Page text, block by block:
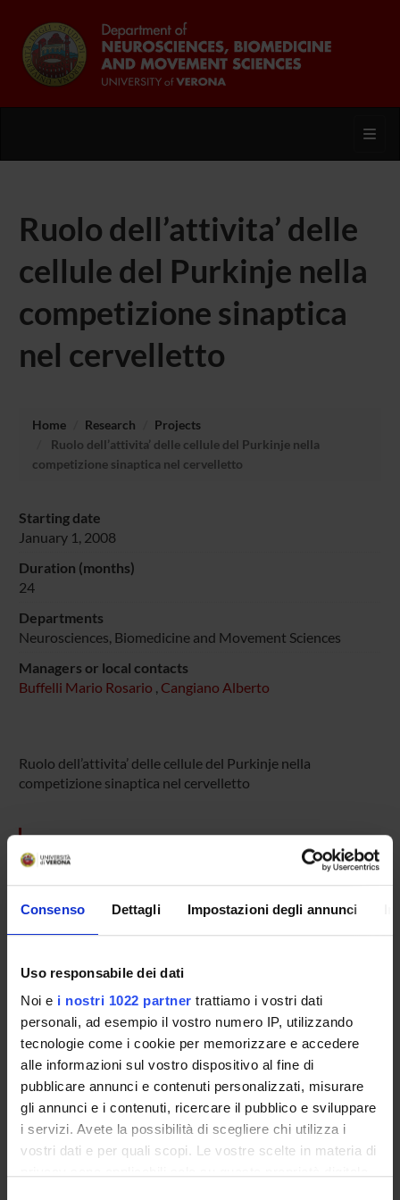
Consenso Dettagli Impostazioni degli annunci
Uso responsabile dei dati
Noi e i nostri 1022 partner trattiamo i vostri dati
personali, ad esempio il vostro numero IP, utilizzando
tecnologie come i cookie per memorizzare e accedere
alle informazioni sul vostro dispositivo al fine di
pubblicare annunci e contenuti personalizzati, misurare
gli annunci e i contenuti, ricercare il pubblico e sviluppare
i servizi. Avete la possibilità di scegliere chi utilizza i
vostri dati e per quali scopi. Le vostre scelte in materia di
Ruolo dell’attivita’ delle
cellule del Purkinje nella
competizione sinaptica
nel cervelletto
Home Research
Projects
Ruolo dell’attivita’ delle cellule del Purkinje nella
competizione sinaptica nel cervelletto
Starting date
January 1, 2008
Duration (months)
24
Departments
Neurosciences, Biomedicine and Movement Sciences
Managers or local contacts
Buffelli Mario Rosario , Cangiano Alberto
Ruolo dell’attivita’ delle cellule del Purkinje nella
competizione sinaptica nel cervelletto
Erika Lorenzetto
Temporary Professor
SECTIONS
Physiology and Psychology Section